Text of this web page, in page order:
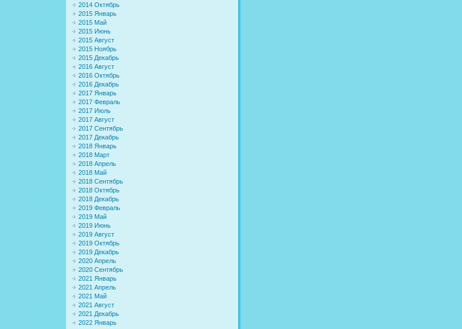
2014 Октябрь
2015 Январь
2015 Май
2015 Июнь
2015 Август
2015 Ноябрь
2015 Декабрь
2016 Август
2016 Октябрь
2016 Декабрь
2017 Январь
2017 Февраль
2017 Июль
2017 Август
2017 Сентябрь
2017 Декабрь
2018 Январь
2018 Март
2018 Апрель
2018 Май
2018 Сентябрь
2018 Октябрь
2018 Декабрь
2019 Февраль
2019 Май
2019 Июнь
2019 Август
2019 Октябрь
2019 Декабрь
2020 Апрель
2020 Сентябрь
2021 Январь
2021 Апрель
2021 Май
2021 Август
2021 Декабрь
2022 Январь